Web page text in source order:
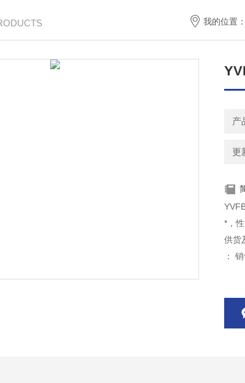
我的位置：
产
更
*，
供货
：